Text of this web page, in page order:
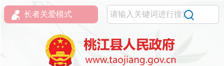
长者关爱模式